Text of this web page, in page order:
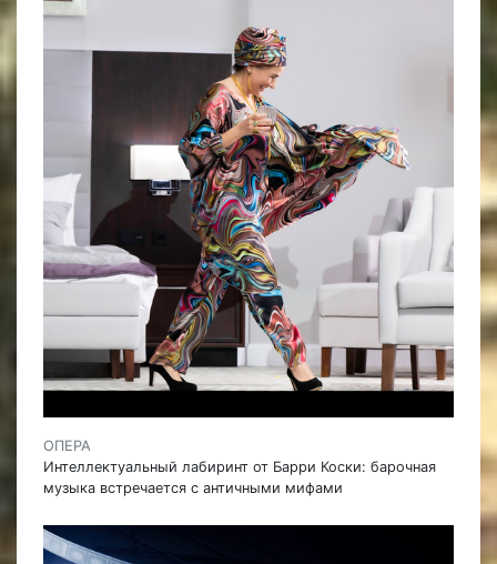
ОПЕРА
Интеллектуальный лабиринт от Барри Коски: барочная
музыка встречается с античными мифами